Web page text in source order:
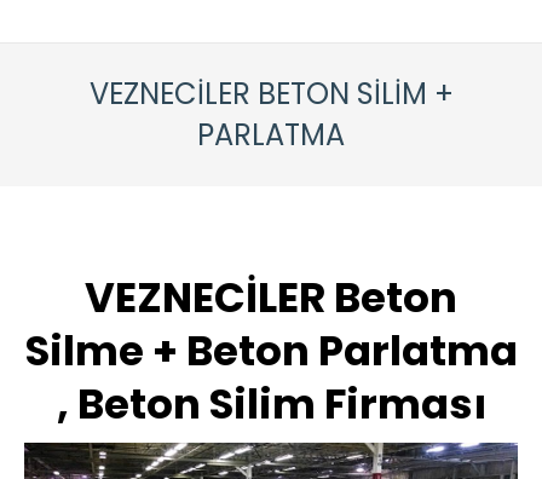
VEZNECİLER BETON SİLİM +
PARLATMA
VEZNECİLER Beton
Silme + Beton Parlatma
, Beton Silim Firması